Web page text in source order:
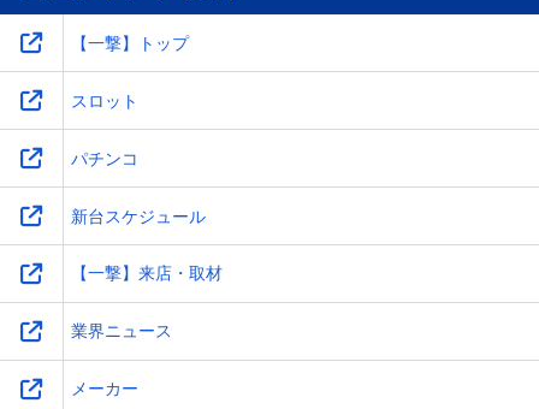
【一撃】トップ
スロット
パチンコ
新台スケジュール
【一撃】来店・取材
業界ニュース
メーカー